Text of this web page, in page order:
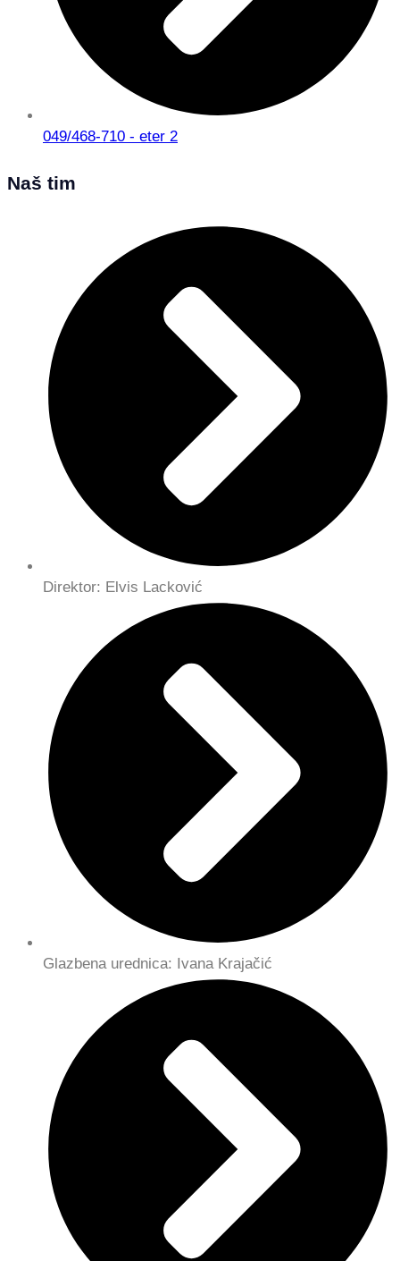
049/468-710 - eter 2
Naš tim
Direktor: Elvis Lacković
Glazbena urednica: Ivana Krajačić